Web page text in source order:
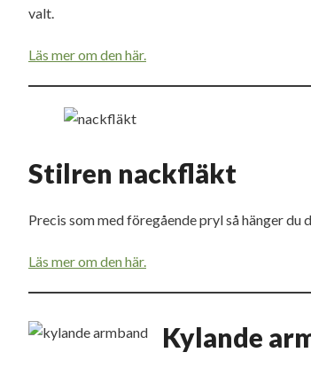
valt.
Läs mer om den här.
Stilren nackfläkt
Precis som med föregående pryl så hänger du
Läs mer om den här.
Kylande